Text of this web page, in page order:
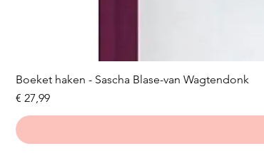
Boeket haken - Sascha Blase-van Wagtendonk
Prijs
€ 27,99